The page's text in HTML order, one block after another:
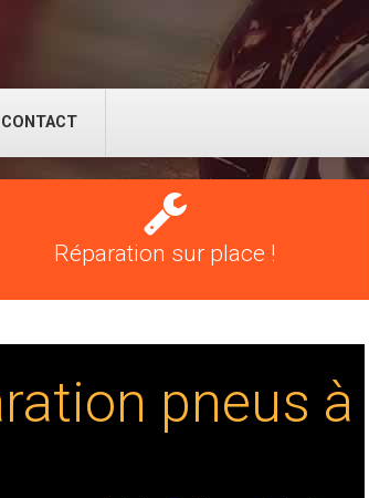
CONTACT
Réparation
pneus
Réparation sur place !
pneus à